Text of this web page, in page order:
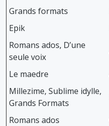
Grands formats
Epik
Romans ados, D’une
seule voix
Le maedre
Millezime, Sublime idylle,
Grands Formats
Romans ados